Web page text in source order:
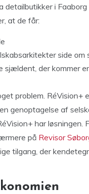
detailbutikker i Faaborg
at de får:
side om
sjældent, der kommer
problem. RéVision+
genoptagelse af
har løsningen.
på Revisor
tilgang, der